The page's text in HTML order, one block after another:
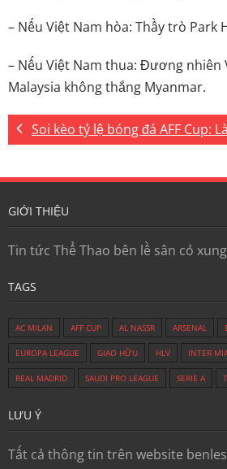
– Nếu Việt Nam hòa: Thầy trò
– Nếu Việt Nam thua: Đương nhiên
Malaysia không thắng Myanmar.
Soi kèo tỷ lệ bóng đá AFF Cup:
GIỚI THIỆU
Tin tức Thể Thao bên lề sân cỏ
TAGS
AC MILAN AFF CUP AL NASSR ARSENAL
EUROPA LEAGUE GIAO HỮU HLV INTER
REAL MADRID SAUDI PRO LEAGUE SERIE A
LƯU Ý
Tất cả thông tin trên website